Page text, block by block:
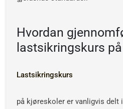
Hvordan
lastsikringskurs
Lastsikringskurs
på kjøreskoler er vanligvis delt